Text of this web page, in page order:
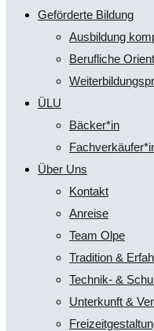
Geförderte Bildung
Ausbildung
Berufliche
ÜLU
Bäcker*in
Über Uns
Kontakt
Anreise
Team Olpe
Tradition &
Technik- &
Unterkunft &